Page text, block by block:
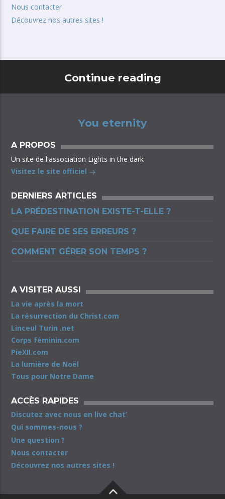
Nous contacter
Découvrez nos autres sites !
Continue reading
You eternity
A PROPOS
Un site de l'association Lights in the dark
Visitez le site officiel
DERNIERS ARTICLES
LA PRÉDESTINATION EXISTE-T-ELLE ?
QUE FAIRE DE SES ERREURS ?
COMMENT GÉRER SON TEMPS ?
A VISITER AUSSI
La vie après la mort
La résurrection du Christ.com
Linceul Turin .net
Corps féminin.com
PieXII.com
La lumière de Noël
Tous pour Notre Dame
ACCÈS RAPIDES
Discutez avec nous en live chat’
Qui sommes-nous ?
Une question ?
Nous contacter
Découvrez nos autres sites !